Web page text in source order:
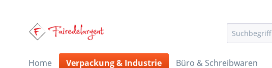
Home Verpackung & Industrie Büro & Schreibwaren